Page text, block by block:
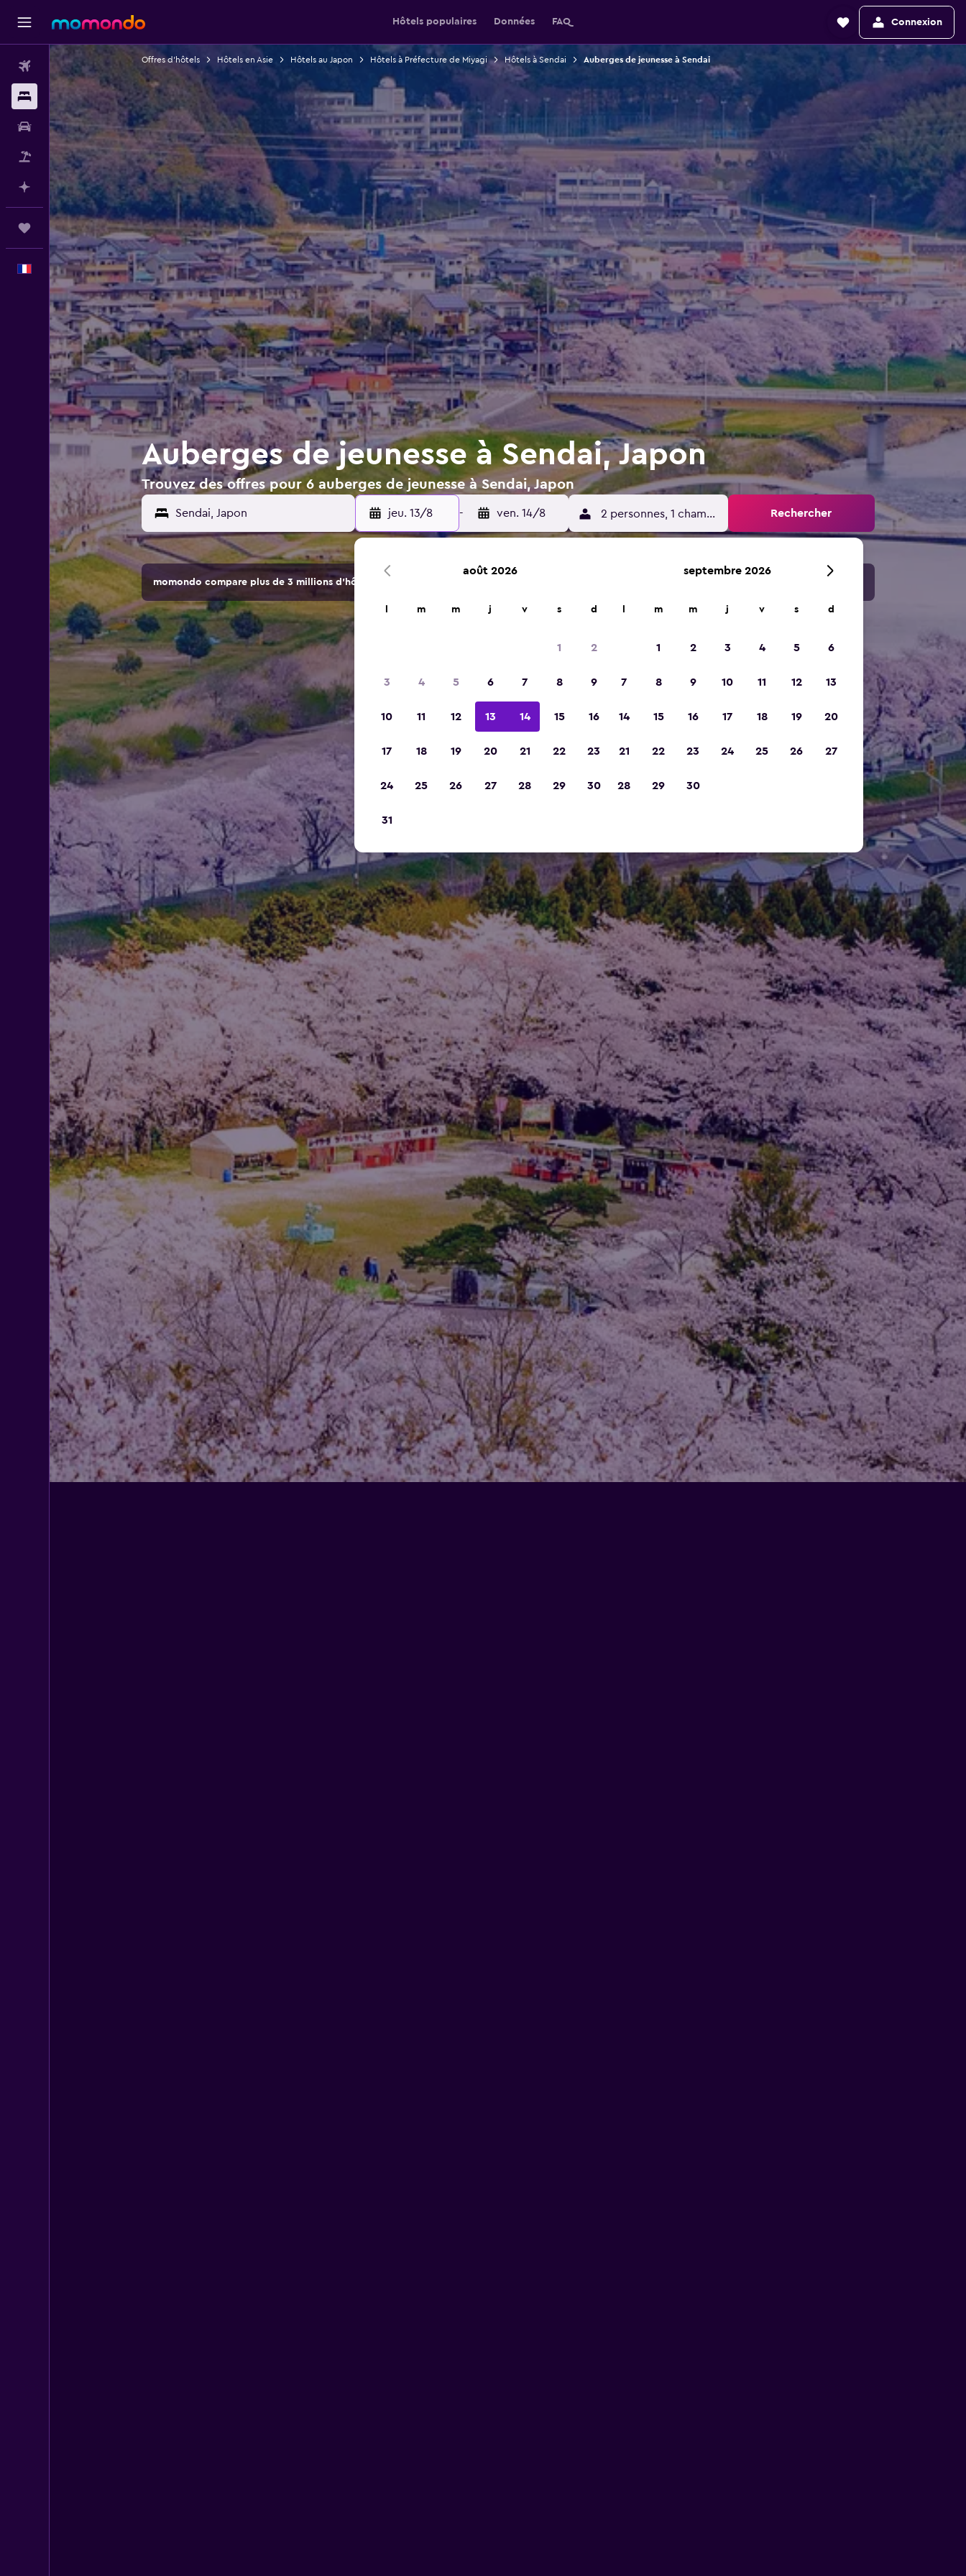
Hôtels populaires Données FAQ Connexion
Vols
Hébergements
Voitures
Vol+Hôtel
Planifier avec l’IA
Trips
Français
Offres d’hôtels Hôtels en Asie Hôtels au Japon Hôtels à Préfecture de Miyagi Hôtels à Sendai Auberges de jeunesse à Sendai
Auberges de jeunesse à Sendai, Japon
Trouvez des offres pour 6 auberges de jeunesse à Sendai, Japon
Sendai, Japon jeu. 13/8 - ven. 14/8 2 personnes, 1 chambre Rechercher
momondo compare plus de 3 millions d'hôtels et d'hébergements.
août 2026
m m j v s d
1 2
3 4 5 6 7 8 9
10 11 12 13 14 15 16
17 18 19 20 21 22 23
24 25 26 27 28 29 30
31
septembre 2026
m m j v s d
1 2 3 4 5 6
7 8 9 10 11 12 13
14 15 16 17 18 19 20
21 22 23 24 25 26 27
28 29 30